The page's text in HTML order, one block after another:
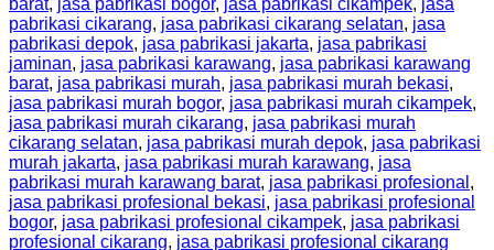
pabrikasi cikarang, jasa pabrikasi cikarang selatan, jasa
pabrikasi depok, jasa pabrikasi jakarta, jasa pabrikasi
jaminan, jasa pabrikasi karawang, jasa pabrikasi karawang
barat, jasa pabrikasi murah, jasa pabrikasi murah bekasi,
jasa pabrikasi murah bogor, jasa pabrikasi murah cikampek,
jasa pabrikasi murah cikarang, jasa pabrikasi murah
cikarang selatan, jasa pabrikasi murah depok, jasa pabrikasi
murah jakarta, jasa pabrikasi murah karawang, jasa
pabrikasi murah karawang barat, jasa pabrikasi profesional ,
jasa pabrikasi profesional bekasi, jasa pabrikasi profesional
bogor, jasa pabrikasi profesional cikampek, jasa pabrikasi
profesional cikarang, jasa pabrikasi profesional cikarang